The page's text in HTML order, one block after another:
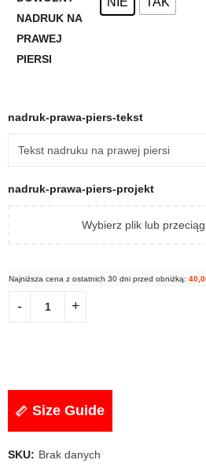
NADRUK NA
PRAWEJ
PIERSI
nadruk-prawa-piers-tekst
nadruk-prawa-piers-projekt
Wybierz plik lub
Najniższa cena z ostatnich 30 dni przed obniżką:
Size Guide
SKU: Brak danych